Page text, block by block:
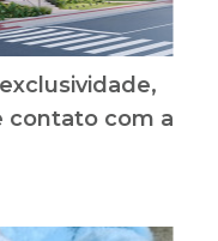
contato com a